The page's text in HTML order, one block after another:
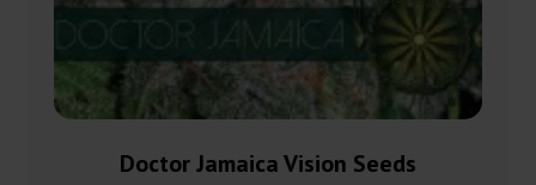
Doctor Jamaica Vision Seeds